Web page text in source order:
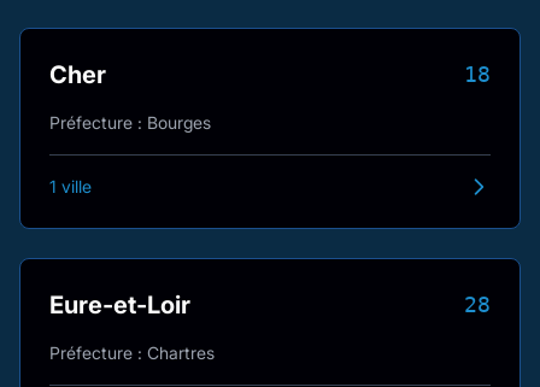
Cher 18
Préfecture : Bourges
1 ville
Eure-et-Loir 28
Préfecture : Chartres